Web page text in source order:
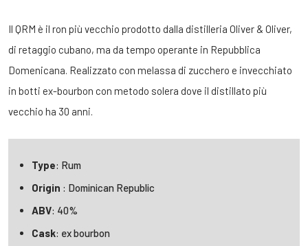
Il QRM è il ron più vecchio prodotto dalla distilleria Oliver & Oliver,
di retaggio cubano, ma da tempo operante in Repubblica
Domenicana. Realizzato con melassa di zucchero e invecchiato
in botti ex-bourbon con metodo solera dove il distillato più
vecchio ha 30 anni.
Type: Rum
Origin : Dominican Republic
ABV: 40%
Cask: ex bourbon